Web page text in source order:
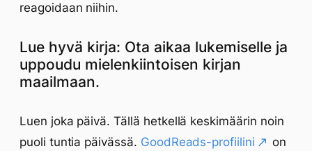
reagoidaan niihin.
Lue hyvä kirja: Ota aikaa lukemiselle ja
uppoudu mielenkiintoisen kirjan
maailmaan.
Luen joka päivä. Tällä hetkellä keskimäärin noin
puoli tuntia päivässä. GoodReads-profiilini
on